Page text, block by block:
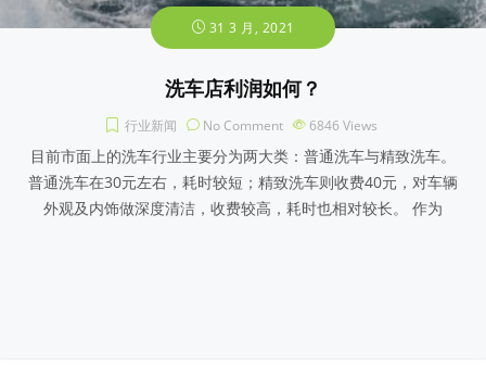
31 3 月, 2021
洗车店利润如何？
行业新闻 No Comment 6846 Views
目前市面上的洗车行业主要分为两大类：普通洗车与精致洗车。
普通洗车在30元左右，耗时较短；精致洗车则收费40元，对车辆
外观及内饰做深度清洁，收费较高，耗时也相对较长。 作为